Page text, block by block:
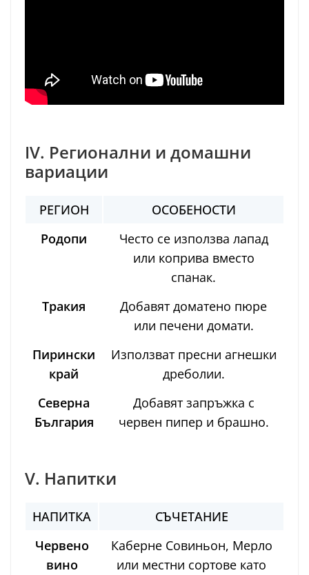
IV. Регионални и домашни
вариации
РЕГИОН
ОСОБЕНОСТИ
Родопи
Често се използва лапад
или коприва вместо
спанак.
Тракия
Добавят доматено пюре
или печени домати.
Пирински
край
Използват пресни агнешки
дреболии.
Северна
България
Добавят запръжка с
червен пипер и брашно.
V. Напитки
НАПИТКА
СЪЧЕТАНИЕ
Червено
вино
Каберне Совиньон, Мерло
или местни сортове като